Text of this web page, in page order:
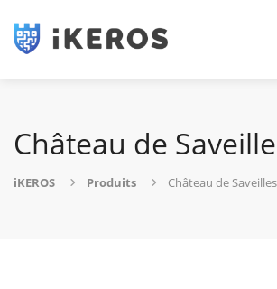
Château de
iKEROS Produits Château de Saveilles